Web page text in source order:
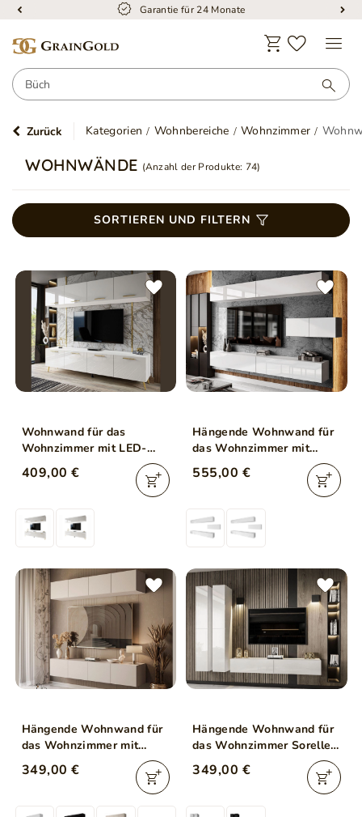
Garantie für 24 Monate
Zurück Kategorien Wohnbereiche Wohnzimmer
WOHNWÄNDE (Anzahl der Produkte: 74)
SORTIEREN UND FILTERN
Wohnwand für das
Wohnzimmer mit LED-
Beleuchtung auf Goldenen
Metallbeinen Noaé Weiß
409,00 €
Hängende Wohnwand für
das Wohnzimmer mit
LED-Beleuchtung Nodoo
Weiß Hochglanz
555,00 €
Hängende Wohnwand für
das Wohnzimmer mit
LED-Beleuchtung Nodoo
Kaschmir
349,00 €
Hängende Wohnwand für
das Wohnzimmer Sorelle
Weiß Hochglanz
349,00 €